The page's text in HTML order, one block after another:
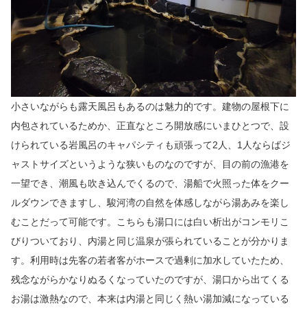
小さいながらも露天風呂もあるのは魅力的です。建物の屋根下に
内包されているためか、正直なところ開放感にいまひとつで、設
けられている岩風呂のキャパシティも頑張って2人、1人ならばジ
ャストサイズというような狭いものなのですが、目の前の漁港を
一望でき、潮風も吹き込んでくるので、湯船で火照った体をクー
ルダウンできますし、駿河湾の自然を体感しながら湯あみを楽し
むことだって可能です。こちらも湯口には白い析出がコンモリこ
びりついており、内湯と同じ温泉が張られていることが分かりま
す。利用時は先客の若者客がホースで過剰に加水していたため、
残念ながらかなりぬるくなっていたのですが、湯口から出てくる
お湯は激熱なので、本来は内湯と同じく熱い湯加減になっている